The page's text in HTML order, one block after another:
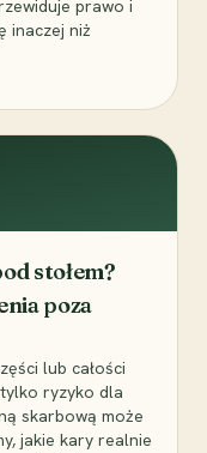
prawo i
inaczej niż
stołem?
poza
lub całości
ryzyko dla
skarbową może
jakie kary realnie